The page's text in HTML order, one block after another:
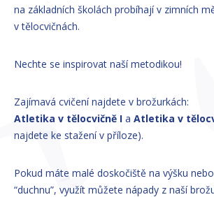
na základních školách probíhají v zimních
v tělocvičnách.
Nechte se inspirovat naší metodikou!
Zajímavá cvičení najdete v brožurkách:
Atletika v tělocvičně I a Atletika v
najdete ke stažení v příloze).
Pokud máte malé doskočiště na výšku
“duchnu”, využít můžete nápady z naší